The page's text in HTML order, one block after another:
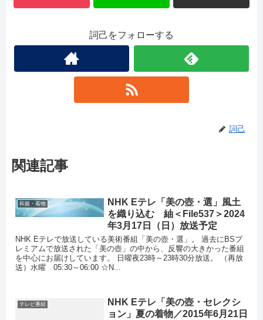
詞己をフォローする
詞己
関連記事
和服・着物
NHK Eテレ「美の壺・選」風土
を織り込む 紬＜File537＞2024
年3月17日（日）放送予定
NHK Eテレで放送している美術番組「美の壺・選」。 過去にBSプ
レミアムで放送された「美の壺」の中から、反響の大きかった番組
を中心にお届けしています。 日曜夜23時～23時30分放送。 （再放
送）水曜 05:30～06:00 ☆N...
テレビ番組
NHK Eテレ「美の壺・セレクシ
ョン」夏の着物／2015年6月21日